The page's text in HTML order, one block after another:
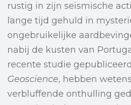
rustig in zijn seismische
lange tijd gehuld in
ongebruikelijke
nabij de kusten van
recente studie
Geoscience, hebben
verbluffende onthulling